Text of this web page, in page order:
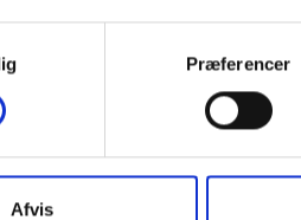
Præferencer
Afvis